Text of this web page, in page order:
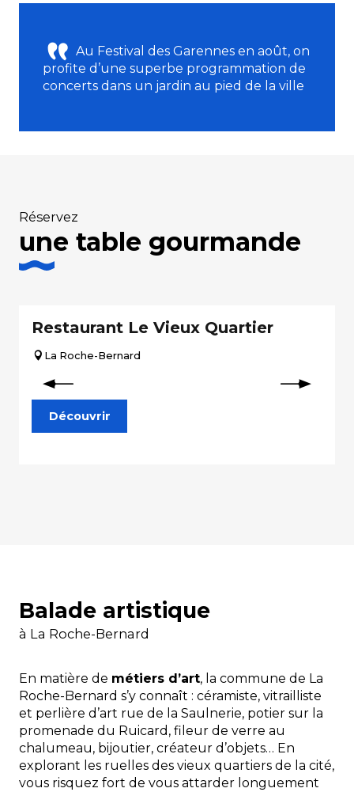
Au Festival des Garennes en août, on
profite d’une superbe programmation de
concerts dans un jardin au pied de la ville
Réservez
une table gourmande
Restaurant Le Vieux Quartier
La Roche-Bernard
Découvrir
Balade artistique
à La Roche-Bernard
En matière de métiers d’art, la commune de La
Roche-Bernard s’y connaît : céramiste, vitrailliste
et perlière d’art rue de la Saulnerie, potier sur la
promenade du Ruicard, fileur de verre au
chalumeau, bijoutier, créateur d’objets… En
explorant les ruelles des vieux quartiers de la cité,
vous risquez fort de vous attarder longuement